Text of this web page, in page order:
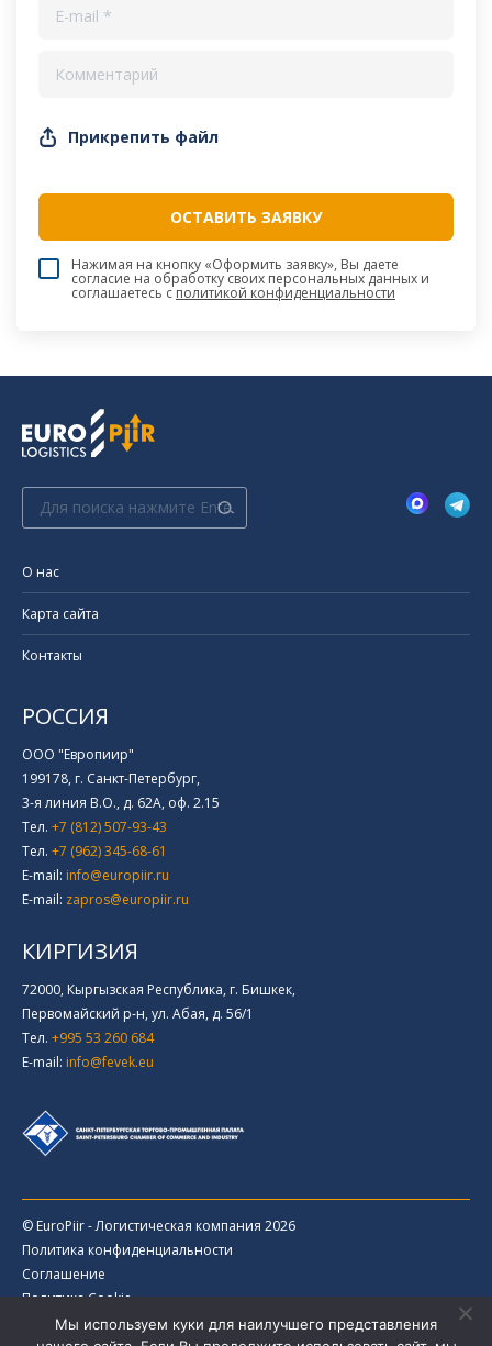
Прикрепить файл
Нажимая на кнопку «Оформить заявку», Вы даете
согласие на обработку своих персональных данных и
соглашаетесь cполитикой конфиденциальности
Поиск:
РОССИЯ
ООО "Европиир"
199178, г. Санкт-Петербург,
3-я линия В.О., д. 62А, оф. 2.15
Тел. +7 (812) 507-93-43
Тел. +7 (962) 345-68-61
E-mail: info@europiir.ru
E-mail: zapros@europiir.ru
КИРГИЗИЯ
72000, Кыргызская Республика, г. Бишкек,
Первомайский р-н, ул. Абая, д. 56/1
Тел. +995 53 260 684
E-mail: info@fevek.eu
О нас
Карта сайта
Контакты
© EuroPiir - Логистическая компания 2026
Политика конфиденциальности
Соглашение
Политика Cookie
Продвижение сайта: wingi.ru
Мы используем куки для наилучшего представления